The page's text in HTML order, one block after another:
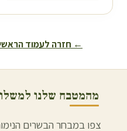
← חזרה לעמוד
מהמטבח שלנו
צפו במבחר הבשרים